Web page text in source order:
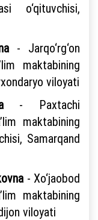
o‘qituvchisi,
- Jarqo‘rg‘on
maktabining
viloyati
- Paxtachi
maktabining
Samarqand
- Xo‘jaobod
maktabining
viloyati